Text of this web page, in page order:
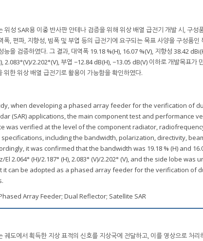
위성 SAR용 이중 반사판 안테나 검증을 위해 위상 배열 급전기 개발 시, 구
폭, 편파, 지향성, 빔폭 및 부엽 등의 급전기에 요구되는 목표 사양을 구성품
능을 검증하였다. 그 결과, 대역폭 19.18 %(H), 16.07 %(V), 지향성 38.42
2.083°(V)/2.202°(V), 부엽 −12.84 dB(H), −13.05 dB(V) 이하로 개발목표가
위한 위상 배열 급전기로 활용이 가능함을 확인하였다.
when developing a phased array feeder for the verification of
(SAR) applications, the main component test and performance
was verified at the level of the component radiator,
including the bandwidth, polarization, directivity,
it was confirmed that the bandwidth was 19.18 % (H) and
El 2.064° (H)/2.187° (H), 2.083° (V)/2.202° (V), and the side lobe was
it can be adopted as a phased array feeder for the verification of
Array Feeder; Dual Reflector; Satellite SAR
궤도에서 획득한 지상 표적의 신호를 지상국에 전달하고, 이를 영상으로 처